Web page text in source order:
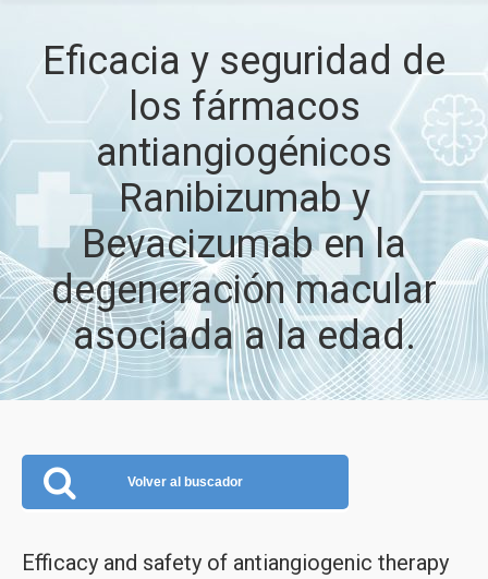
Eficacia y seguridad de
los fármacos
antiangiogénicos
Ranibizumab y
Bevacizumab en la
degeneración macular
asociada a la edad.
Volver al buscador
Efficacy and safety of antiangiogenic therapy